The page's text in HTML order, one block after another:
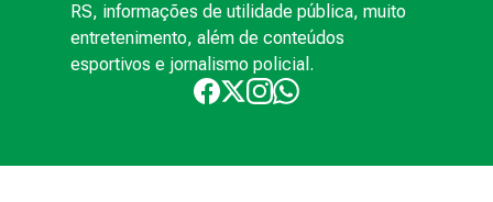
RS, informações de utilidade pública, muito
entretenimento, além de conteúdos
esportivos e jornalismo policial.